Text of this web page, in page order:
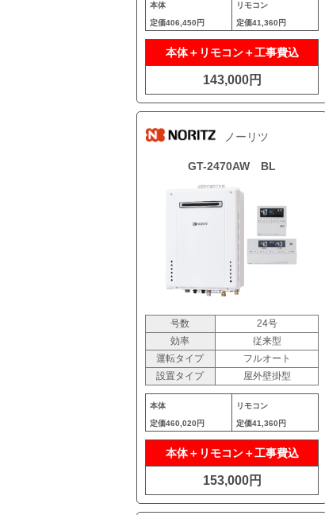
本体
定価406,450円
リモコン
定価41,360円
本体＋リモコン＋工事費込
143,000円
ノーリツ
GT-2470AW BL
号数
24号
効率
従来型
運転タイプ
フルオート
設置タイプ
屋外壁掛型
本体
定価460,020円
リモコン
定価41,360円
本体＋リモコン＋工事費込
153,000円